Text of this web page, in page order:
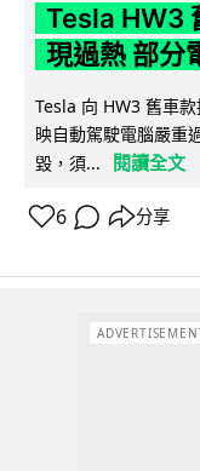
Tesla HW3
現過熱 部分
Tesla 向 HW3 舊車
映自動駕駛電腦嚴重
毀，須...
閱讀全文
6 分享